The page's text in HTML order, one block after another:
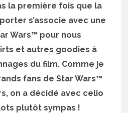
la première fois que la
s’associe avec une
Wars™ pour nous
et autres goodies à
du film. Comme je
fans de Star Wars™
on a décidé avec celio
plutôt sympas !